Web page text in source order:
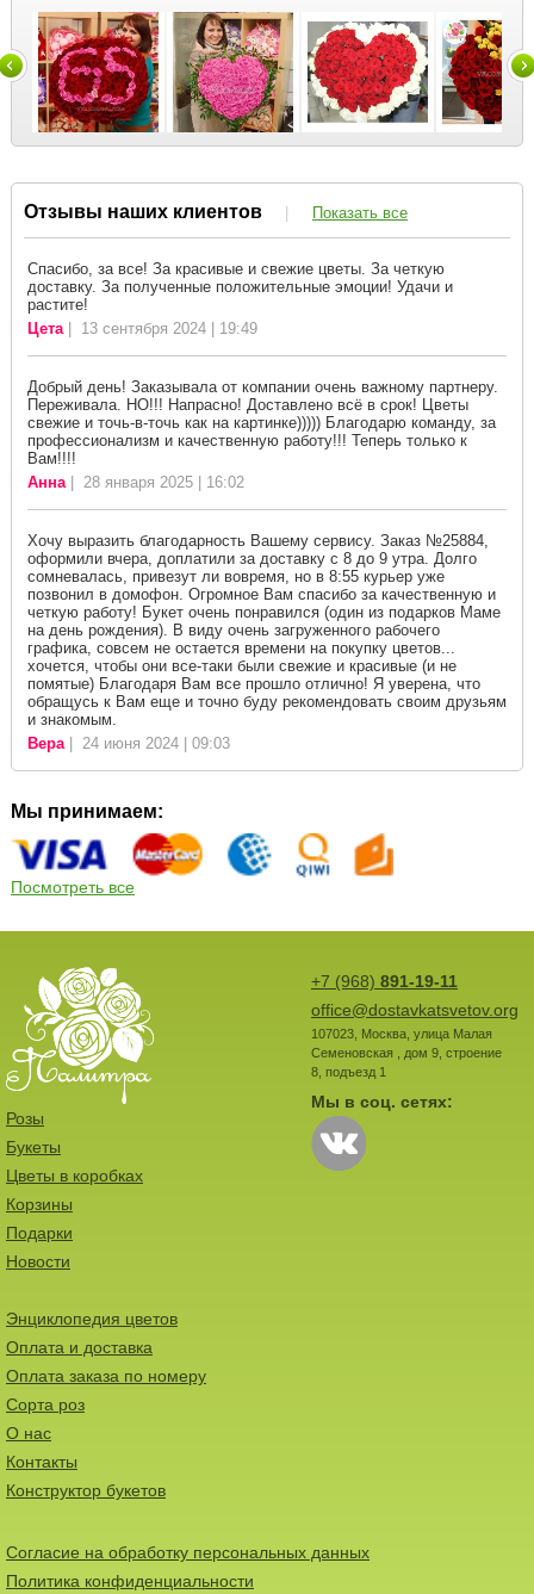
Отзывы наших клиентов | Показать все
Спасибо, за все! За красивые и свежие цветы. За четкую
доставку. За полученные положительные эмоции! Удачи и
растите!
Цета| 13 сентября 2024 | 19:49
Добрый день! Заказывала от компании очень важному партнеру.
Переживала. НО!!! Напрасно! Доставлено всё в срок! Цветы
свежие и точь-в-точь как на картинке))))) Благодарю команду, за
профессионализм и качественную работу!!! Теперь только к
Вам!!!!
Анна| 28 января 2025 | 16:02
Хочу выразить благодарность Вашему сервису. Заказ №25884,
оформили вчера, доплатили за доставку с 8 до 9 утра. Долго
сомневалась, привезут ли вовремя, но в 8:55 курьер уже
позвонил в домофон. Огромное Вам спасибо за качественную и
четкую работу! Букет очень понравился (один из подарков Маме
на день рождения). В виду очень загруженного рабочего
графика, совсем не остается времени на покупку цветов...
хочется, чтобы они все-таки были свежие и красивые (и не
помятые) Благодаря Вам все прошло отлично! Я уверена, что
обращусь к Вам еще и точно буду рекомендовать своим друзьям
и знакомым.
Вера| 24 июня 2024 | 09:03
Мы принимаем:
Посмотреть все
+7 (968) 891-19-11
office@dostavkatsvetov.org
107023, Москва, улица Малая
Семеновская , дом 9, строение
8, подъезд 1
Мы в соц. сетях:
Розы
Букеты
Цветы в коробках
Корзины
Подарки
Новости
Энциклопедия цветов
Оплата и доставка
Оплата заказа по номеру
Сорта роз
О нас
Контакты
Конструктор букетов
Согласие на обработку персональных данных
Политика конфиденциальности